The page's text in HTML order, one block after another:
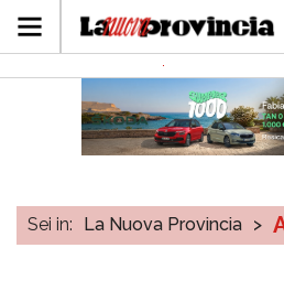
Sei in: La Nuova Provincia >